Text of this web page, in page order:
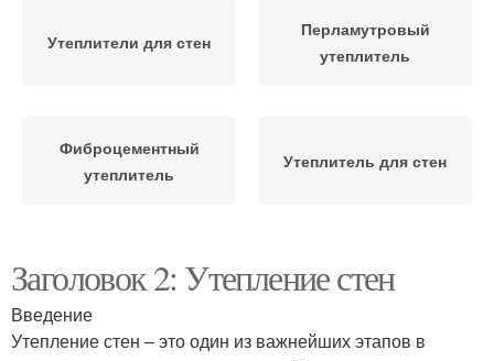
Утеплители для стен
Перламутровый
утеплитель
Фиброцементный
утеплитель
Утеплитель для стен
Заголовок 2: Утепление стен
Введение
Утепление стен – это один из важнейших этапов в